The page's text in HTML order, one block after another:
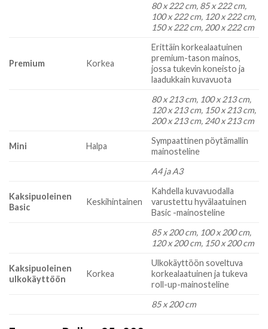
80 x 222 cm, 85 x 222 cm,
100 x 222 cm, 120 x 222 cm,
150 x 222 cm, 200 x 222 cm
Premium Korkea
Erittäin korkealaatuinen
premium-tason mainos,
jossa tukevin koneisto ja
laadukkain kuvavuota
80 x 213 cm, 100 x 213 cm,
120 x 213 cm, 150 x 213 cm,
200 x 213 cm, 240 x 213 cm
Mini Halpa
Sympaattinen pöytämallin
mainosteline
A4 ja A3
Kaksipuoleinen
Basic
Keskihintainen
Kahdella kuvavuodalla
varustettu hyvälaatuinen
Basic -mainosteline
85 x 200 cm, 100 x 200 cm,
120 x 200 cm, 150 x 200 cm
Kaksipuoleinen
ulkokäyttöön
Korkea
Ulkokäyttöön soveltuva
korkealaatuinen ja tukeva
roll-up-mainosteline
85 x 200 cm